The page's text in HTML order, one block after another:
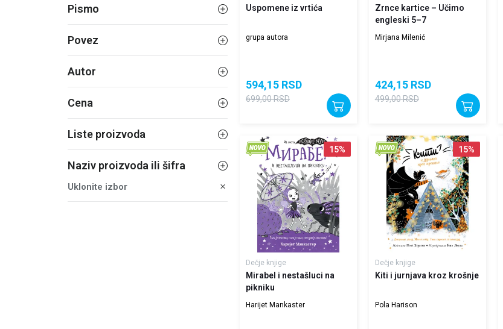
Pismo
Povez
Autor
Cena
Liste proizvoda
Naziv proizvoda ili šifra
Uklonite izbor
Uspomene iz vrtića
grupa autora
594,15 RSD
699,00RSD
Zrnce kartice – Učimo
engleski 5–7
Mirjana Milenić
424,15 RSD
499,00RSD
15%
Dečje knjige
Mirabel i nestašluci na
pikniku
Harijet Mankaster
15%
Dečje knjige
Kiti i jurnjava kroz krošnje
Pola Harison